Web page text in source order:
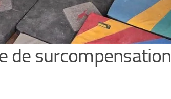
de surcompensation